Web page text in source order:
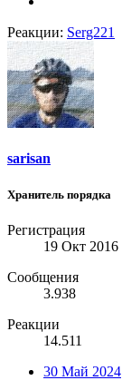
Реакции: Serg221
sarisan
Хранитель порядка
Регистрация
19 Окт 2016
Сообщения
3.938
Реакции
14.511
30 Май 2024